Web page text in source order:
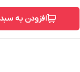
افزودن به